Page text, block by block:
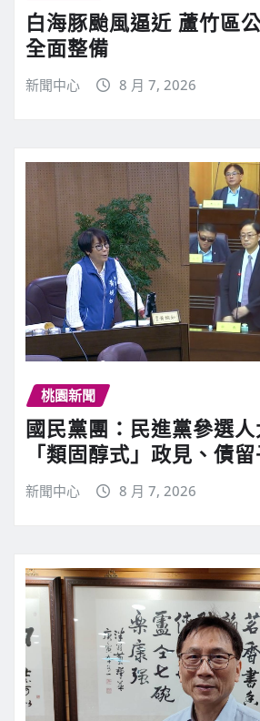
白海豚颱風逼近 蘆竹區
全面整備
新聞中心 8 月 7, 2026
桃園新聞
國民黨團：民進黨參選
「類固醇式」政見、債留
新聞中心 8 月 7, 2026